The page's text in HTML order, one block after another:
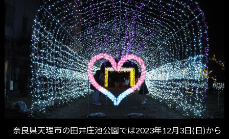
奈良県天理市の田井庄池公園では2023年12月3日(日)から